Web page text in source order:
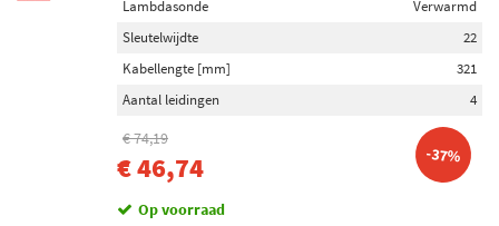
Lambdasonde
Verwarmd
Sleutelwijdte
22
Kabellengte [mm]
321
Aantal leidingen
4
€ 74,19
€ 46,74 -37%
Op voorraad